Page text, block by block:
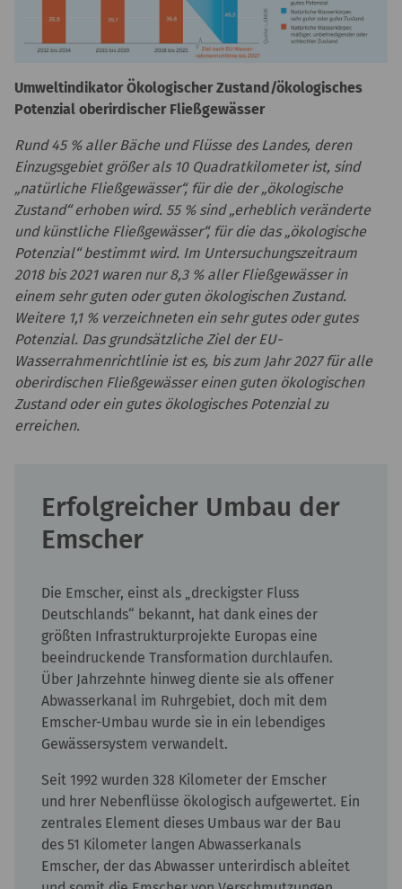
Umweltindikator Ökologischer Zustand/ökologisches
Potenzial oberirdischer Fließgewässer
Rund 45 % aller Bäche und Flüsse des Landes, deren
Einzugsgebiet größer als 10 Quadratkilometer ist, sind
„natürliche Fließgewässer“, für die der „ökologische
Zustand“ erhoben wird. 55 % sind „erheblich veränderte
und künstliche Fließgewässer“, für die das „ökologische
Potenzial“ bestimmt wird. Im Untersuchungszeitraum
2018 bis 2021 waren nur 8,3 % aller Fließgewässer in
einem sehr guten oder guten ökologischen Zustand.
Weitere 1,1 % verzeichneten ein sehr gutes oder gutes
Potenzial. Das grundsätzliche Ziel der EU-
Wasserrahmenrichtlinie ist es, bis zum Jahr 2027 für alle
oberirdischen Fließgewässer einen guten ökologischen
Zustand oder ein gutes ökologisches Potenzial zu
erreichen.
Erfolgreicher Umbau der
Emscher
Die Emscher, einst als „dreckigster Fluss
Deutschlands“ bekannt, hat dank eines der
größten Infrastrukturprojekte Europas eine
beeindruckende Transformation durchlaufen.
Über Jahrzehnte hinweg diente sie als offener
Abwasserkanal im Ruhrgebiet, doch mit dem
Emscher-Umbau wurde sie in ein lebendiges
Gewässersystem verwandelt.
Seit 1992 wurden 328 Kilometer der Emscher
und hrer Nebenflüsse ökologisch aufgewertet. Ein
zentrales Element dieses Umbaus war der Bau
des 51 Kilometer langen Abwasserkanals
Emscher, der das Abwasser unterirdisch ableitet